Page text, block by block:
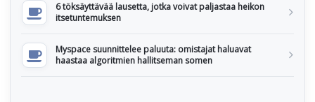
6 töksäyttävää lausetta, jotka voivat paljastaa heikon
itsetuntemuksen
Myspace suunnittelee paluuta: omistajat haluavat
haastaa algoritmien hallitseman somen